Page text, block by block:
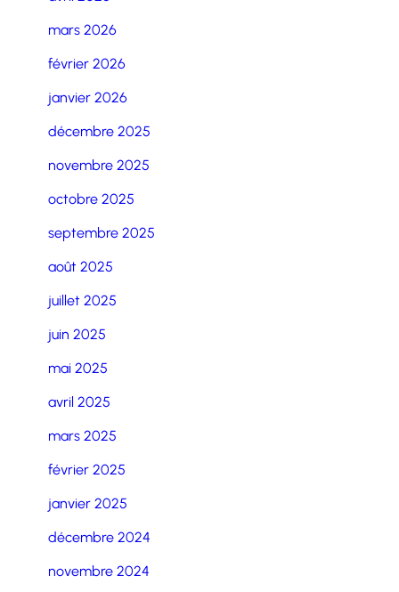
mars 2026
février 2026
janvier 2026
décembre 2025
novembre 2025
octobre 2025
septembre 2025
août 2025
juillet 2025
juin 2025
mai 2025
avril 2025
mars 2025
février 2025
janvier 2025
décembre 2024
novembre 2024